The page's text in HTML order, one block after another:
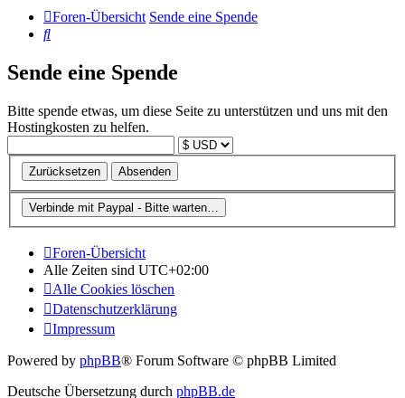
Foren-Übersicht Sende eine Spende
Suche
Sende eine Spende
Bitte spende etwas, um diese Seite zu unterstützen und uns mit den
Hostingkosten zu helfen.
Foren-Übersicht
Alle Zeiten sind UTC+02:00
Alle Cookies löschen
Datenschutzerklärung
Impressum
Powered by phpBB® Forum Software © phpBB Limited
Deutsche Übersetzung durch phpBB.de